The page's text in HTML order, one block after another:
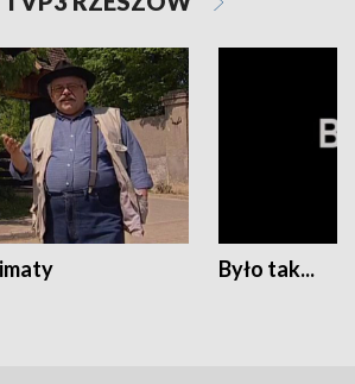
Było tak...